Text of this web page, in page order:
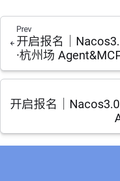
Prev
开启报名｜
·杭州场
开启报名｜